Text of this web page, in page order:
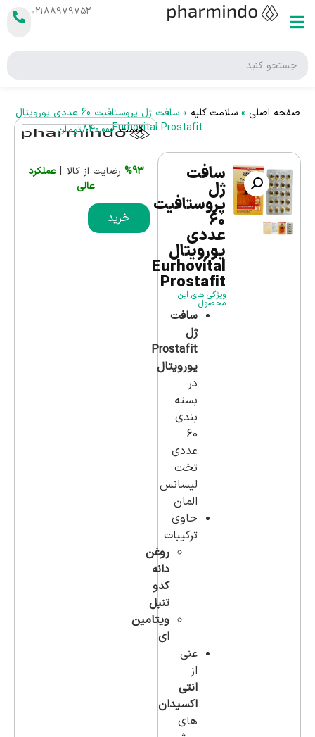
۰۲۱۸۸۹۷۹۷۵۲
صفحه اصلی »سلامت کلیه »
سافت ژل پروستافیت 60 عددی یورویتال
Eurhovital Prostafit
سافت
ژل
پروستافیت
60
عددی
یورویتال
Eurhovital
Prostafit
ویژگی های این
محصول
سافت
ژل
Prostafit
یورویتال
در
بسته
بندی
60
عددی
تخت
لیسانس
المان
حاوی
ترکیبات
روغن
دانه
کدو
تنبل
ویتامین
ای
غنی
از
انتی
اکسیدان
های
قیمت :840,000تومان
%93 رضایت از کالا | عملکرد
عالی
خرید